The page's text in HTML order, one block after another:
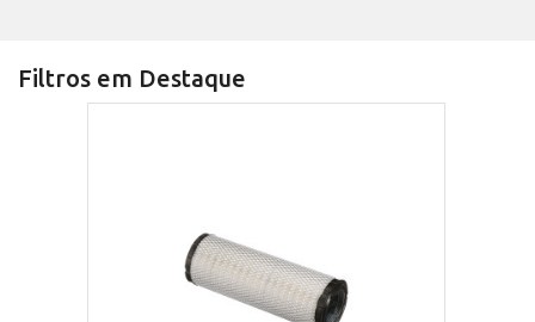
Filtros em Destaque